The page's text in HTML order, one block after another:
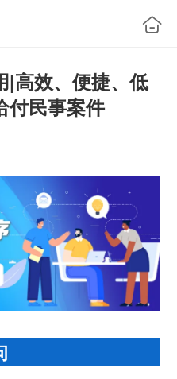
|高效、便捷、低
付民事案件